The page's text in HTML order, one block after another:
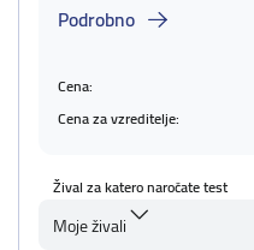
Podrobno
Cena:
Cena za vzreditelje:
Žival za katero naročate test
Moje živali